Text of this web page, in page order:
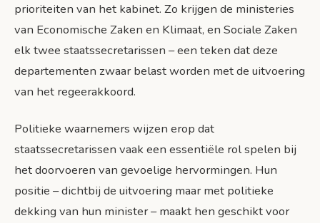
prioriteiten van het kabinet. Zo krijgen de ministeries
van Economische Zaken en Klimaat, en Sociale Zaken
elk twee staatssecretarissen – een teken dat deze
departementen zwaar belast worden met de uitvoering
van het regeerakkoord.
Politieke waarnemers wijzen erop dat
staatssecretarissen vaak een essentiële rol spelen bij
het doorvoeren van gevoelige hervormingen. Hun
positie – dichtbij de uitvoering maar met politieke
dekking van hun minister – maakt hen geschikt voor